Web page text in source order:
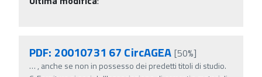
PDF: 20010731 67 CircAGEA [50%]
… , anche se non in possesso dei predetti titoli di studio.